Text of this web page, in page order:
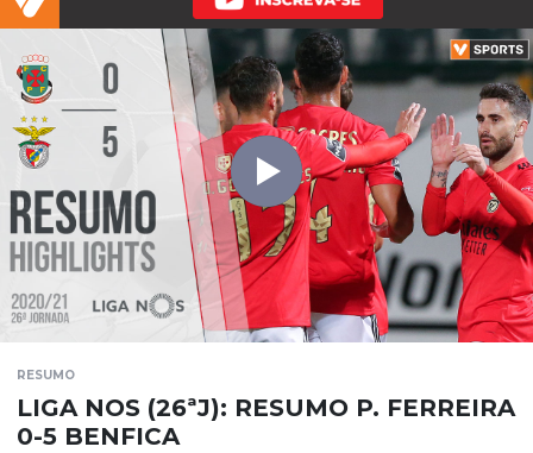
RESUMO
LIGA NOS (26ªJ): RESUMO P. FERREIRA
0-5 BENFICA